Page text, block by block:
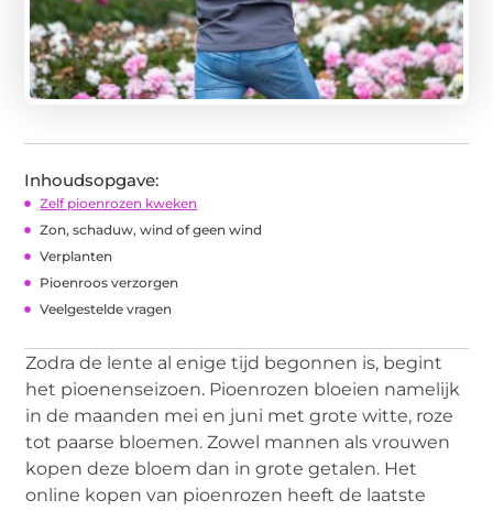
Inhoudsopgave:
Zelf pioenrozen kweken
Zon, schaduw, wind of geen wind
Verplanten
Pioenroos verzorgen
Veelgestelde vragen
Zodra de lente al enige tijd begonnen is, begint
het pioenenseizoen. Pioenrozen bloeien namelijk
in de maanden mei en juni met grote witte, roze
tot paarse bloemen. Zowel mannen als vrouwen
kopen deze bloem dan in grote getalen. Het
online kopen van pioenrozen heeft de laatste